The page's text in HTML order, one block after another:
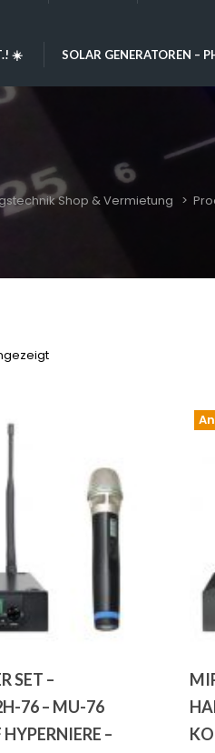
☀️ SOLAR GENERATOREN –
Shop & Vermietung >
SET –
76 – MU-76
–